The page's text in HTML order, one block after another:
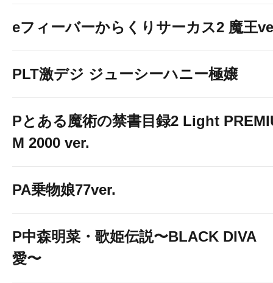
eフィーバーからくりサーカス2 魔王
PLT激デジ ジューシーハニー極嬢
Pとある魔術の禁書目録2 Light
M 2000 ver.
PA乗物娘77ver.
P中森明菜・歌姫伝説〜BLACK DIVA
愛〜